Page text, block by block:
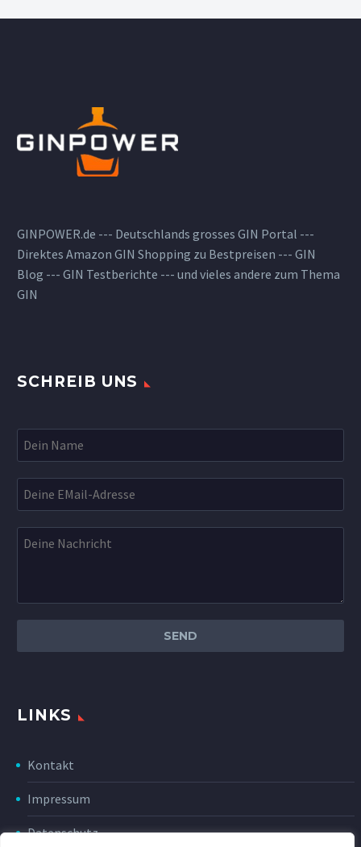
GINPOWER.de --- Deutschlands grosses GIN Portal ---
Direktes Amazon GIN Shopping zu Bestpreisen --- GIN
Blog --- GIN Testberichte --- und vieles andere zum Thema
GIN
SCHREIB UNS
LINKS
Kontakt
Impressum
Datenschutz